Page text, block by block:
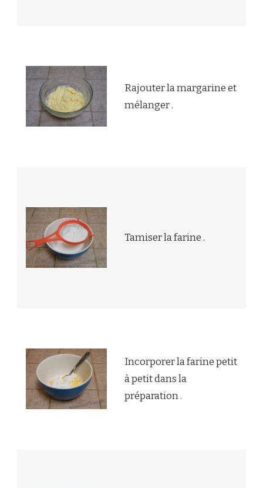
Rajouter la margarine et
mélanger .
Tamiser la farine .
Incorporer la farine petit
à petit dans la
préparation .